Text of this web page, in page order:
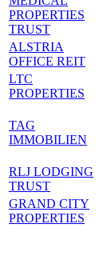
PROPERTIES
TRUST
ALSTRIA
OFFICE REIT
LTC
PROPERTIES
TAG
IMMOBILIEN
RLJ LODGING
TRUST
GRAND CITY
PROPERTIES